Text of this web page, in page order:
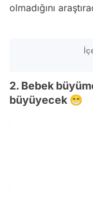
olmadığını
2. Bebek
büyüyecek 😁